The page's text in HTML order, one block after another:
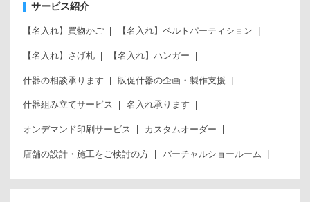
サービス紹介
【名入れ】買物かご 【名入れ】ベルトパーティション
【名入れ】さげ札 【名入れ】ハンガー
什器の相談承ります 販促什器の企画・製作支援
什器組み立てサービス 名入れ承ります
オンデマンド印刷サービス カスタムオーダー
店舗の設計・施工をご検討の方 バーチャルショールーム